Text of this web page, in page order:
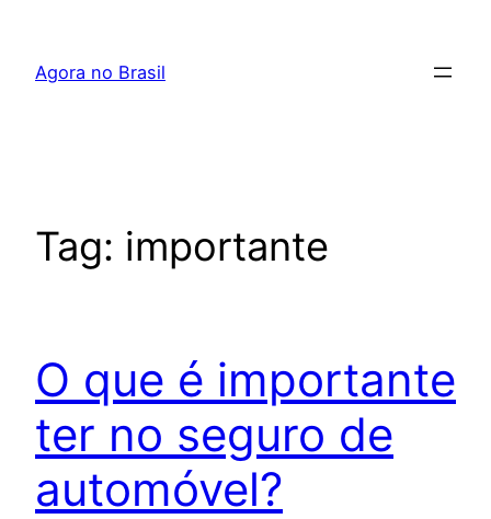
Agora no Brasil
Tag: importante
O que é importante
ter no seguro de
automóvel?